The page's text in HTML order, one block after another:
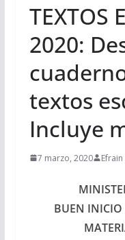
TEXTOS
2020:
textos
Incluye
7 marzo, 2020 Efrain
BUEN INICIO